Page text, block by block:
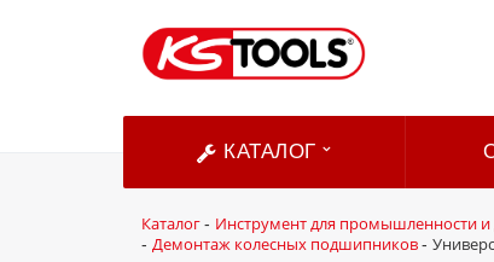
КАТАЛОГ
Каталог- Инструмент для промышленности
- Демонтаж колесных подшипников-